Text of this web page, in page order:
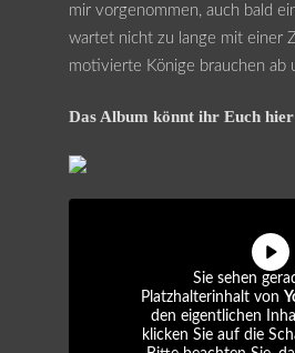
mir vorgenommen, auch bald
wartet nicht zu lange mit einer
motivierte Könige brauchen ab
Das Album könnt ihr Euch
Sie sehen
Platzhalterinhalt von
den eigentlichen
klicken Sie auf die